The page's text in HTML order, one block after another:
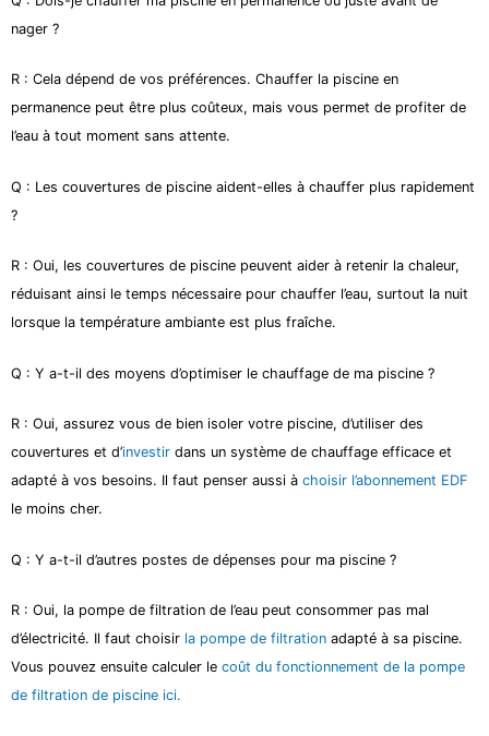
nager ?
R : Cela dépend de vos préférences. Chauffer la piscine en
permanence peut être plus coûteux, mais vous permet de profiter de
l’eau à tout moment sans attente.
Q : Les couvertures de piscine aident-elles à chauffer plus rapidement
?
R : Oui, les couvertures de piscine peuvent aider à retenir la chaleur,
réduisant ainsi le temps nécessaire pour chauffer l’eau, surtout la nuit
lorsque la température ambiante est plus fraîche.
Q : Y a-t-il des moyens d’optimiser le chauffage de ma piscine ?
R : Oui, assurez vous de bien isoler votre piscine, d’utiliser des
couvertures et d’investir dans un système de chauffage efficace et
adapté à vos besoins. Il faut penser aussi à choisir l’abonnement EDF
le moins cher.
Q : Y a-t-il d’autres postes de dépenses pour ma piscine ?
R : Oui, la pompe de filtration de l’eau peut consommer pas mal
d’électricité. Il faut choisir la pompe de filtration adapté à sa piscine.
Vous pouvez ensuite calculer le coût du fonctionnement de la pompe
de filtration de piscine ici.